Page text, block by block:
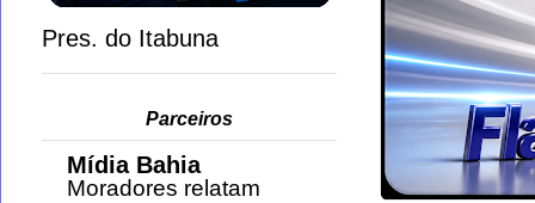
Pres. do Itabuna
Parceiros
Mídia Bahia
Moradores relatam